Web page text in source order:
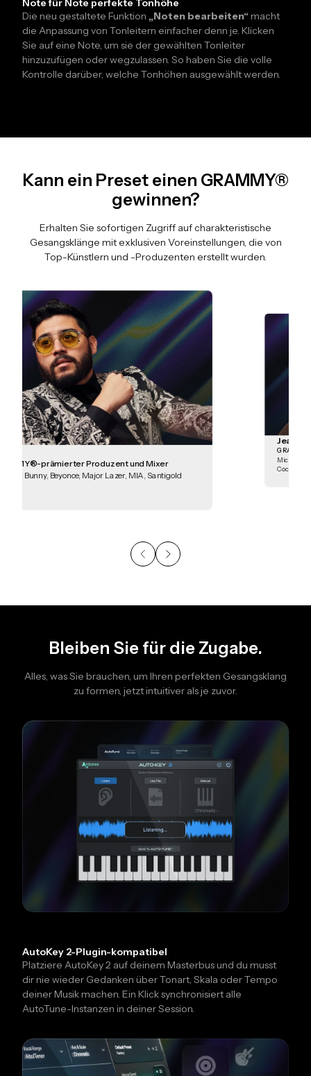
Die neu gestaltete Funktion „Noten bearbeiten“macht
die Anpassung von Tonleitern einfacher denn je. Klicken
Sie auf eine Note, um sie der gewählten Tonleiter
hinzuzufügen oder wegzulassen. So haben Sie die volle
Kontrolle darüber, welche Tonhöhen ausgewählt werden.
Kann ein Preset einen GRAMMY®
gewinnen?
Erhalten Sie sofortigen Zugriff auf charakteristische
Gesangsklänge mit exklusiven Voreinstellungen, die von
Top-Künstlern und -Produzenten erstellt wurden.
Folie 5 von 9
Major Lazer, MIA, Santigold
Jean-Marie Horvat
GRAMMY®-nominierter Mixer &
Michael Jackson, The Weeknd,
Coco Jones und viele mehr
Bleiben Sie für die Zugabe.
Alles, was Sie brauchen, um Ihren perfekten Gesangsklang
zu formen, jetzt intuitiver als je zuvor.
AutoKey 2-Plugin-kompatibel
Platziere AutoKey 2 auf deinem Masterbus und du musst
dir nie wieder Gedanken über Tonart, Skala oder Tempo
deiner Musik machen. Ein Klick synchronisiert alle
AutoTune-Instanzen in deiner Session.